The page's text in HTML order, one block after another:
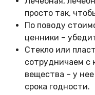
просто так,
По поводу
ценники –
Стекло или
сотрудничаем с
вещества – у
срока годности.